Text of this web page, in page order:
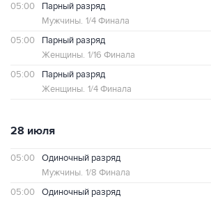
05:00
Парный разряд
Мужчины. 1/4 Финала
05:00
Парный разряд
Женщины. 1/16 Финала
05:00
Парный разряд
Женщины. 1/4 Финала
28 июля
05:00
Одиночный разряд
Мужчины. 1/8 Финала
05:00
Одиночный разряд